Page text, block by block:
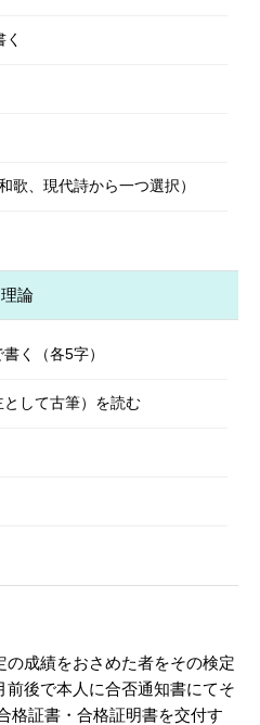
歌、現代詩から一つ選択）
理論
く（各5字）
して古筆）を読む
成績をおさめた者をその検定
後で本人に合否通知書にてそ
格証書・合格証明書を交付す